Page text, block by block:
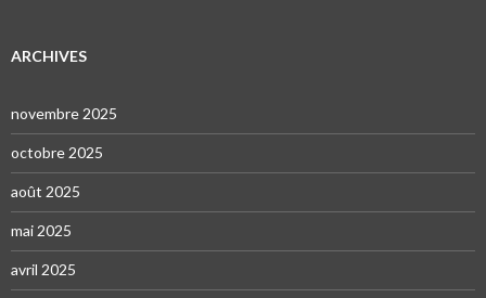
ARCHIVES
novembre 2025
octobre 2025
août 2025
mai 2025
avril 2025